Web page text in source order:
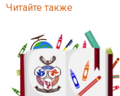
Читайте также